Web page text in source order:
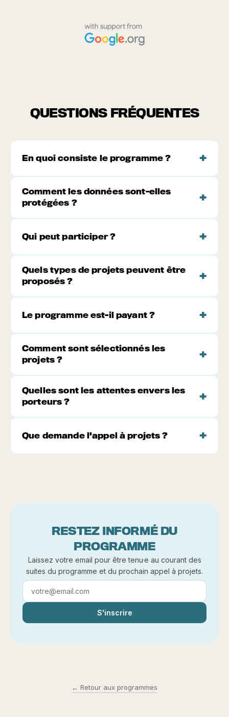
QUESTIONS FRÉQUENTES
En quoi consiste le programme ?
Comment les données sont-elles
protégées ?
Qui peut participer ?
Quels types de projets peuvent être
proposés ?
Le programme est-il payant ?
Comment sont sélectionnés les
projets ?
Quelles sont les attentes envers les
porteurs ?
Que demande l'appel à projets ?
RESTEZ INFORMÉ DU
PROGRAMME
Laissez votre email pour être tenu·e au courant des
suites du programme et du prochain appel à projets.
Website URL
S'inscrire
← Retour aux programmes